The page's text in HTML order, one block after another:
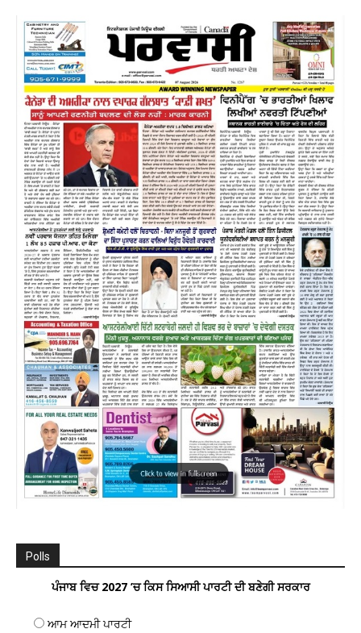
Polls
ਪੰਜਾਬ ਵਿਚ 2027 ’ਚ ਕਿਸ ਸਿਆਸੀ ਪਾਰਟੀ ਦੀ ਬਣੇਗੀ ਸਰਕਾਰ
ਆਮ ਆਦਮੀ ਪਾਰਟੀ